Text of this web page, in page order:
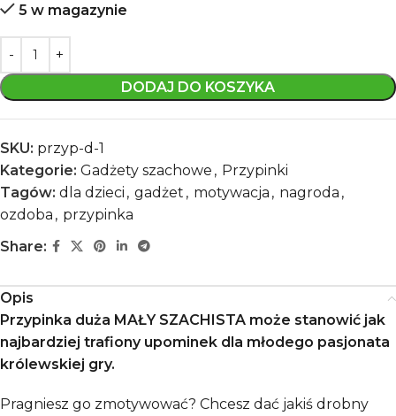
5 w magazynie
DODAJ DO KOSZYKA
SKU: przyp-d-1
Kategorie: Gadżety szachowe , Przypinki
Tagów: dla dzieci , gadżet , motywacja , nagroda ,
ozdoba , przypinka
Share:
Opis
Przypinka duża MAŁY SZACHISTA może stanowić jak
najbardziej trafiony upominek dla młodego pasjonata
królewskiej gry.
Pragniesz go zmotywować? Chcesz dać jakiś drobny